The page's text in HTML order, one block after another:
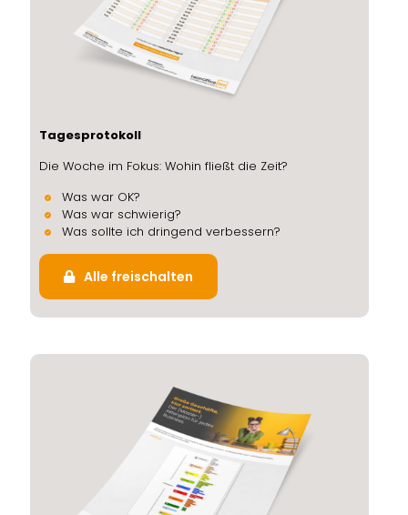
Tagesprotokoll
Die Woche im Fokus: Wohin fließt die Zeit?
Was war OK?
Was war schwierig?
Was sollte ich dringend verbessern?
Alle freischalten